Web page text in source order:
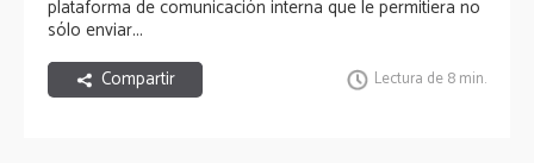
plataforma de comunicación interna que le permitiera no
sólo enviar...
Compartir
Lectura de 8 min.